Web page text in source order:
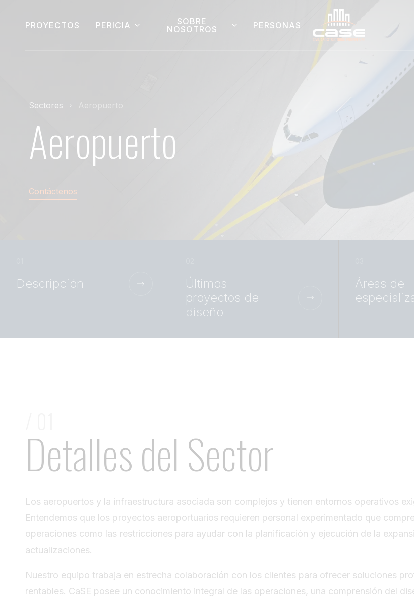
PROYECTOS PERICIA
SOBRE
NOSOTROS
PERSONAS
Sectores
Aeropuerto
Contáctenos
Descripción
Últimos
proyectos de
diseño
Áreas de
Detalles del Sector
Los aeropuertos y la infraestructura asociada son complejos y tienen entornos operativos
Entendemos que los proyectos aeroportuarios requieren personal experimentado que
operaciones como las restricciones para ayudar con la planificación y ejecución de la
actualizaciones.
Nuestro equipo trabaja en estrecha colaboración con los clientes para ofrecer soluciones
rentables. CaSE posee un conocimiento integral de las operaciones, una comprensión del